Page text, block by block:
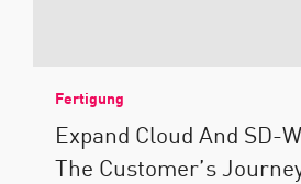
Fertigung
Expand Cloud And SD-
The Customer’s